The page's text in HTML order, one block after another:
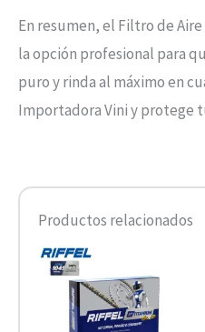
En resumen, el Filtro de
la opción profesional para
puro y rinda al máximo en
Importadora Vini y protege
Productos relacionados